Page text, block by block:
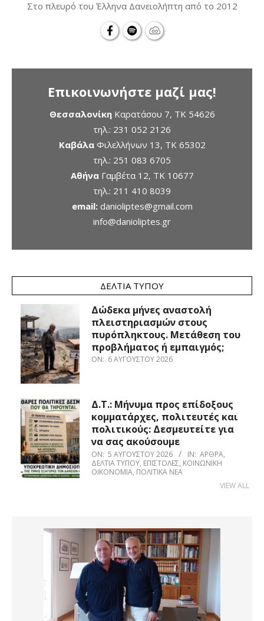
Στο πλευρό του Έλληνα Δανειολήπτη από το 2012
Επικοινωνήστε μαζί μας!
ΘεσσαλονίκηΚαρατάσου 7, TK 54626
τηλ.: 231 052 2126
ΚαβάλαΦιλελλήνων 13, ΤΚ 65302
τηλ.: 251 083 6705
ΑθήναΓαμβέτα 12, ΤΚ 10677
τηλ.: 211 410 8039
email: danioliptes@gmail.com
info@danioliptes.gr
ΔΕΛΤΊΑ ΤΎΠΟΥ
Δώδεκα μήνες αναστολή
πλειστηριασμών στους
πυρόπληκτους. Μετάθεση του
προβλήματος ή εμπαιγμός;
ON: 6 ΑΥΓΟΎΣΤΟΥ 2026
Δ.Τ.: Μήνυμα προς επίδοξους
κομματάρχες, πολιτευτές και
πολιτικούς: Δεσμευτείτε για
να σας ακούσουμε
ON: 5 ΑΥΓΟΎΣΤΟΥ 2026 IN: ΆΡΘΡΑ,
ΔΕΛΤΊΑ ΤΎΠΟΥ, ΕΠΙΣΤΟΛΈΣ, ΚΟΙΝΩΝΙΚΉ
ΟΙΚΟΝΟΜΊΑ, ΠΟΛΙΤΙΚΆ ΝΈΑ
VIEW ALL